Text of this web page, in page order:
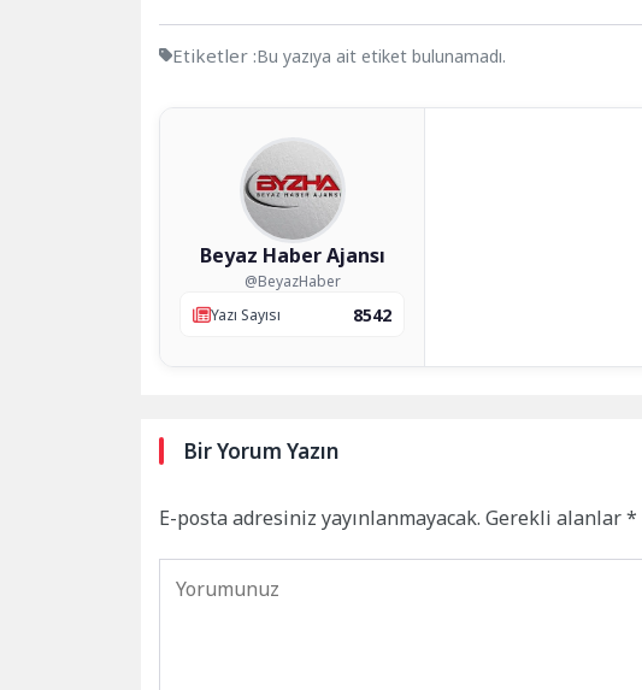
Etiketler :Bu yazıya ait etiket bulunamadı.
Beyaz Haber Ajansı
@BeyazHaber
Yazı Sayısı
8542
Bir Yorum Yazın
E-posta adresiniz yayınlanmayacak. Gerekli alanlar*